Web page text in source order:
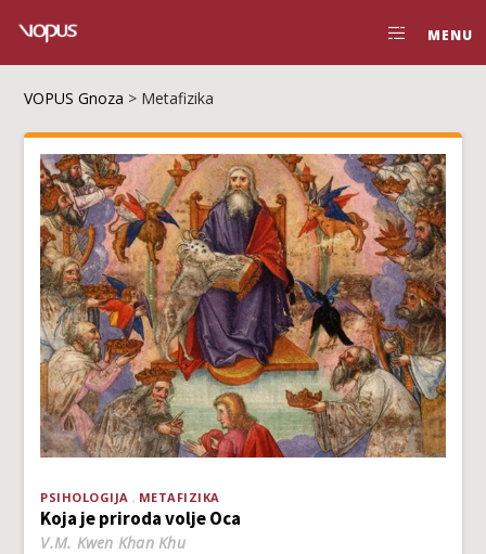
MENU
VOPUS Gnoza > Metafizika
PSIHOLOGIJA METAFIZIKA
Koja je priroda volje Oca
V.M. Kwen Khan Khu